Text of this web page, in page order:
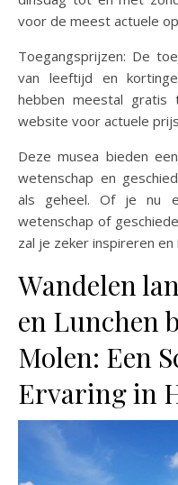
voor de meest actuele
Toegangsprijzen: De
van leeftijd en
hebben meestal gratis
website voor actuele
Deze musea bieden
wetenschap en
als geheel. Of je nu
wetenschap of
zal je zeker inspireren en
Wandelen
en Lunchen
Molen: Een
Ervaring in